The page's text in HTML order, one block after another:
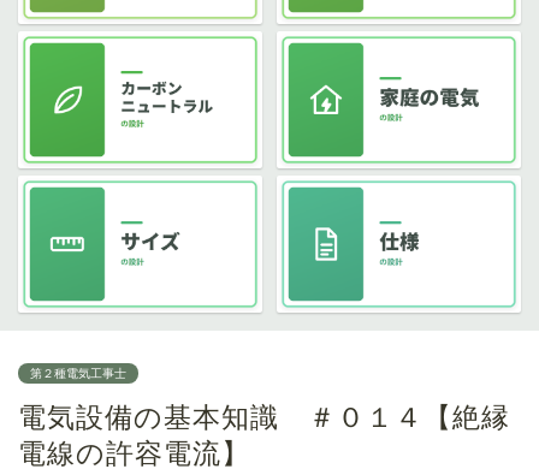
第２種電気工事士
電気設備の基本知識 ＃０１４【絶縁
電線の許容電流】